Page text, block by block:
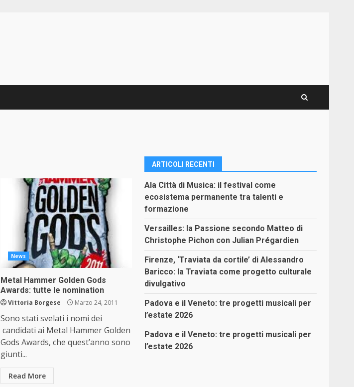
News
Metal Hammer Golden Gods
Awards: tutte le nomination
Vittoria Borgese Marzo 24, 2011
Sono stati svelati i nomi dei
candidati ai Metal Hammer Golden
Gods Awards, che quest’anno sono
giunti...
Read More
ARTICOLI RECENTI
Ala Città di Musica: il festival come
ecosistema permanente tra talenti e
formazione
Versailles: la Passione secondo Matteo di
Christophe Pichon con Julian Prégardien
Firenze, ‘Traviata da cortile’ di Alessandro
Baricco: la Traviata come progetto culturale
divulgativo
Padova e il Veneto: tre progetti musicali per
l’estate 2026
Padova e il Veneto: tre progetti musicali per
l’estate 2026